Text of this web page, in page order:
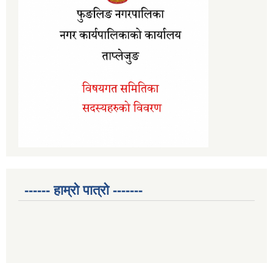
------ हाम्रो पात्रो -------